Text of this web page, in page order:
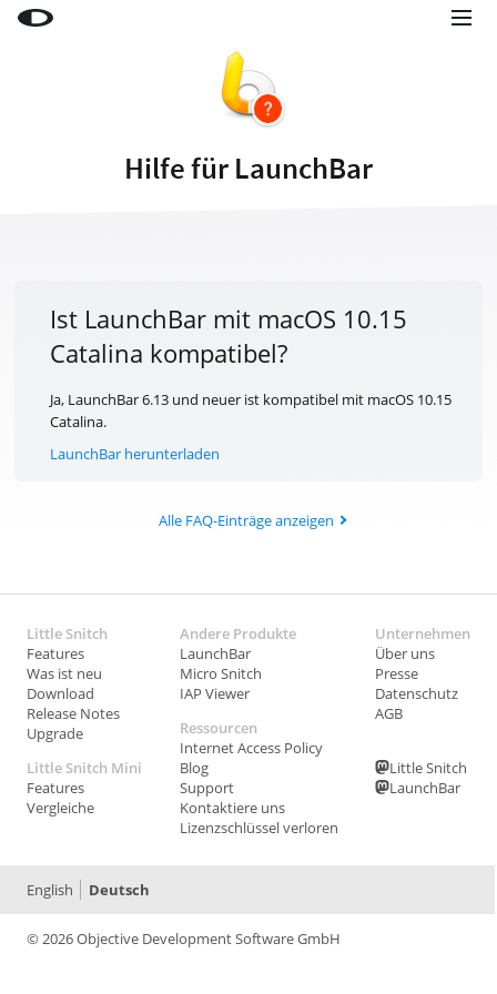
LaunchBar
Shop
Support
Blog
Hilfe für LaunchBar
Ist LaunchBar mit macOS 10.15
Catalina kompatibel?
Ja, LaunchBar 6.13 und neuer ist kompatibel mit macOS 10.15
Catalina.
LaunchBar herunterladen
Alle FAQ-Einträge anzeigen
Little Snitch
Features
Was ist neu
Download
Release Notes
Upgrade
Little Snitch Mini
Features
Vergleiche
Andere Produkte
LaunchBar
Micro Snitch
IAP Viewer
Ressourcen
Internet Access Policy
Blog
Support
Kontaktiere uns
Lizenzschlüssel verloren
Unternehmen
Über uns
Presse
Datenschutz
AGB
Little Snitch
LaunchBar
© 2026 Objective Development Software GmbH
English Deutsch